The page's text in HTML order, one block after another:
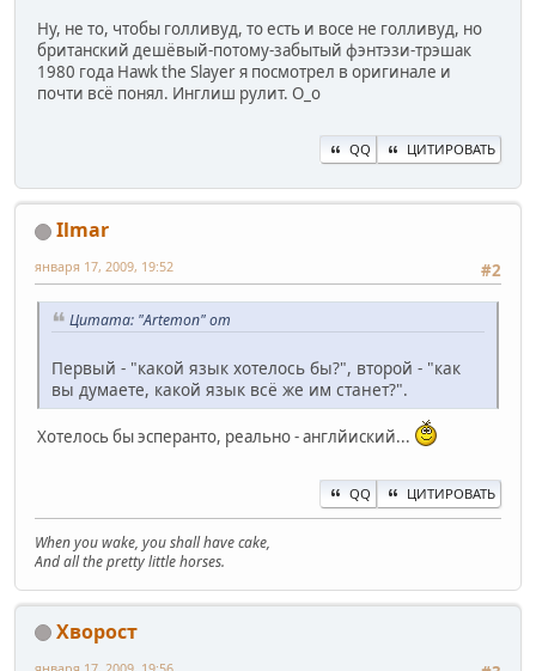
Ну, не то, чтобы голливуд, то есть и восе не голливуд, но
британский дешёвый-потому-забытый фэнтэзи-трэшак
1980 года Hawk the Slayer я посмотрел в оригинале и
почти всё понял. Инглиш рулит. O_o
QQ ЦИТИРОВАТЬ
Ilmar
#2
января 17, 2009, 19:52
Цитата: "Artemon" от
Первый - "какой язык хотелось бы?", второй - "как
вы думаете, какой язык всё же им станет?".
Хотелось бы эсперанто, реально - англйиский...
QQ ЦИТИРОВАТЬ
When you wake, you shall have cake,
And all the pretty little horses.
Хворост